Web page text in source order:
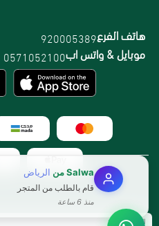
هاتف الفرع920005389
موبايل & واتس اب0571052100
الرقم الضريبي:
Salwaمن الرياض
قام بالطلب من المتجر
منذ 6 ساعة